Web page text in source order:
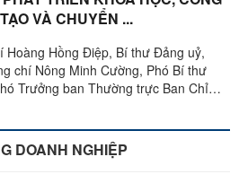
VÀ CHUYỂN ...
Hoàng Hồng Điệp, Bí thư Đảng uỷ,
chí Nông Minh Cường, Phó Bí thư
Trưởng ban Thường trực Ban Chỉ
DOANH NGHIỆP